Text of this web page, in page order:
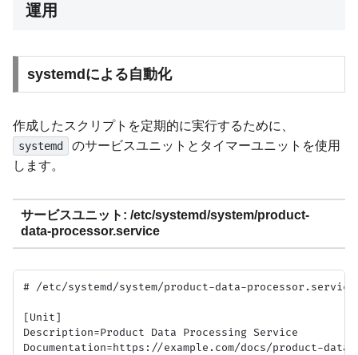
運用
systemdによる自動化
作成したスクリプトを定期的に実行するために、
systemd
のサービスユニットとタイマーユニットを使用
します。
サービスユニット: /etc/systemd/system/product-
data-processor.service
# /etc/systemd/system/product-data-processor.service
[Unit]
Description=Product Data Processing Service
Documentation=https://example.com/docs/product-data-